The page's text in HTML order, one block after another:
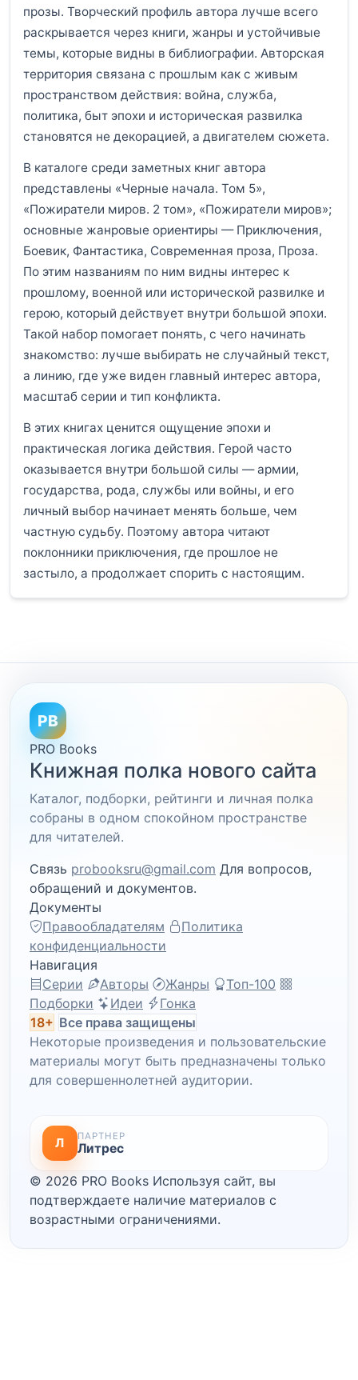
прозы. Творческий профиль автора лучше всего
раскрывается через книги, жанры и устойчивые
темы, которые видны в библиографии. Авторская
территория связана с прошлым как с живым
пространством действия: война, служба,
политика, быт эпохи и историческая развилка
становятся не декорацией, а двигателем сюжета.
В каталоге среди заметных книг автора
представлены «Черные начала. Том 5»,
«Пожиратели миров. 2 том», «Пожиратели миров»;
основные жанровые ориентиры — Приключения,
Боевик, Фантастика, Современная проза, Проза.
По этим названиям по ним видны интерес к
прошлому, военной или исторической развилке и
герою, который действует внутри большой эпохи.
Такой набор помогает понять, с чего начинать
знакомство: лучше выбирать не случайный текст,
а линию, где уже виден главный интерес автора,
масштаб серии и тип конфликта.
В этих книгах ценится ощущение эпохи и
практическая логика действия. Герой часто
оказывается внутри большой силы — армии,
государства, рода, службы или войны, и его
личный выбор начинает менять больше, чем
частную судьбу. Поэтому автора читают
поклонники приключения, где прошлое не
застыло, а продолжает спорить с настоящим.
PB
PRO Books
Книжная полка нового сайта
Каталог, подборки, рейтинги и личная полка
собраны в одном спокойном пространстве
для читателей.
Связь probooksru@gmail.com Для вопросов,
обращений и документов.
Документы
Правообладателям
Политика
конфиденциальности
Навигация
Серии
Авторы Жанры
Топ-100
Подборки
Идеи
Гонка
18+ Все права защищены
Некоторые произведения и пользовательские
материалы могут быть предназначены только
для совершеннолетней аудитории.
Л ПАРТНЕР
Литрес
© 2026 PRO Books Используя сайт, вы
подтверждаете наличие материалов с
возрастными ограничениями.